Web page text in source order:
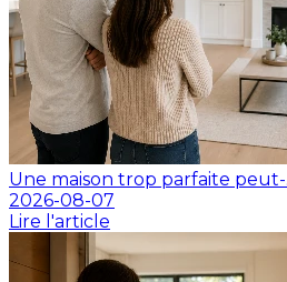
Une maison trop parfaite peut-
2026-08-07
Lire l'article